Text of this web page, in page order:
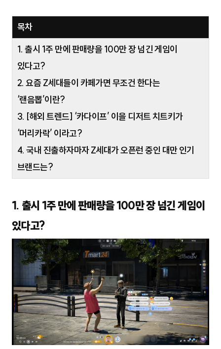
목차
1. 출시 1주 만에 판매량을 100만 장 넘긴 게임이
있다고?
2. 요즘 Z세대들이 카페가면 무조건 한다는
‘랜음뽑’이란?
3. [해외 트렌드] ‘카다이프’ 이을 디저트 치트키가
‘머리카락’ 이라고?
4. 국내 진출하자마자 Z세대가 오픈런 중인 대만 인기
브랜드는?
1. 출시 1주 만에 판매량을 100만 장 넘긴 게임이
있다고?